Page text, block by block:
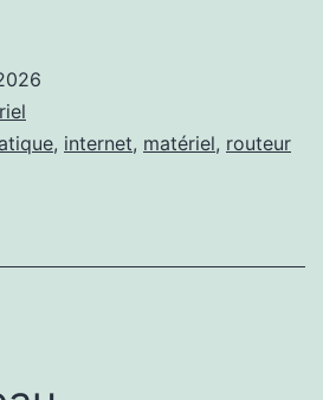
, internet, matériel, routeur